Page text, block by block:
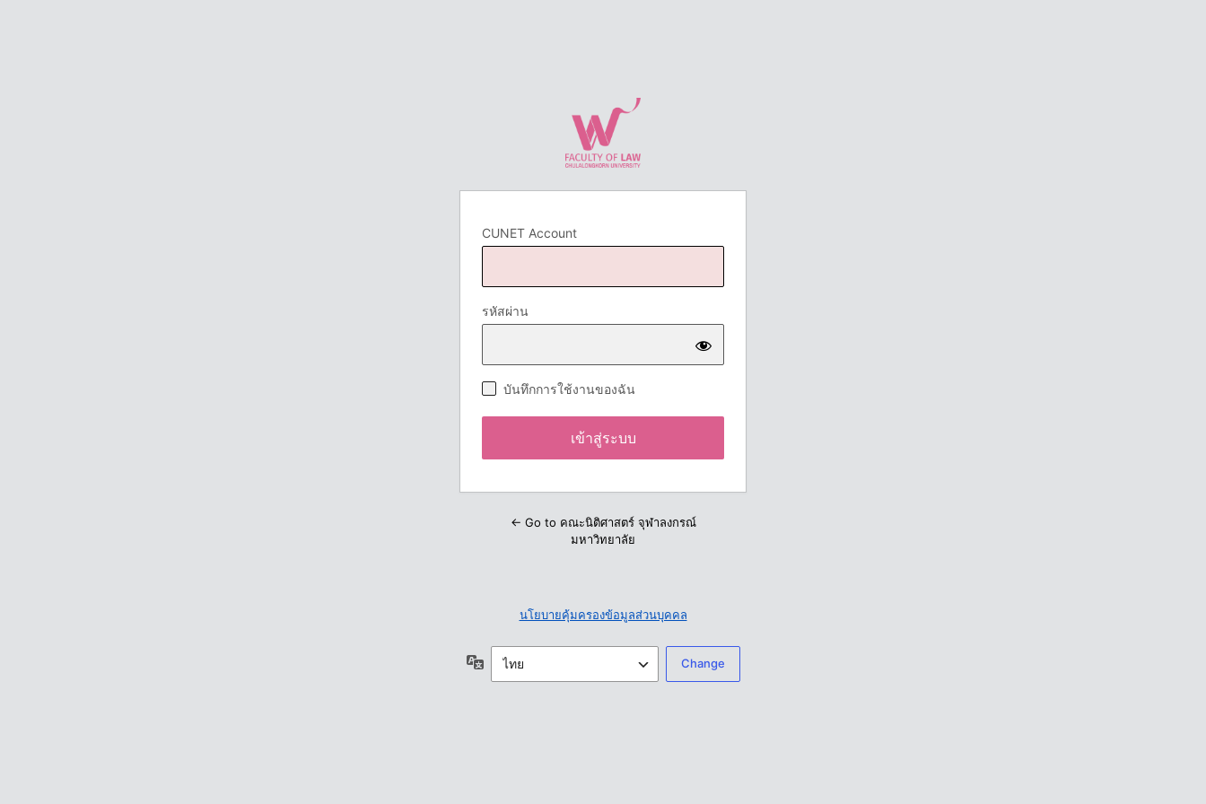
CUNET Account
รหัสผ่าน
บันทึกการใช้งานของฉัน
← Go to คณะนิติศาสตร์ จุฬาลงกรณ์
มหาวิทยาลัย
นโยบายคุ้มครองข้อมูลส่วนบุคคล
ภาษา